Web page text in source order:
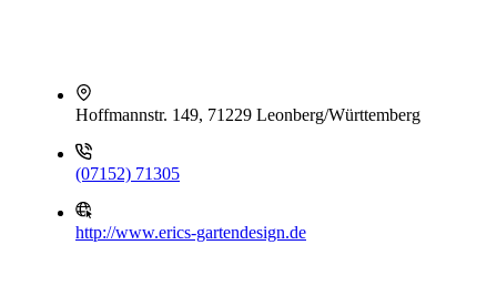
Hoffmannstr. 149, 71229 Leonberg/Württemberg
(07152) 71305
http://www.erics-gartendesign.de